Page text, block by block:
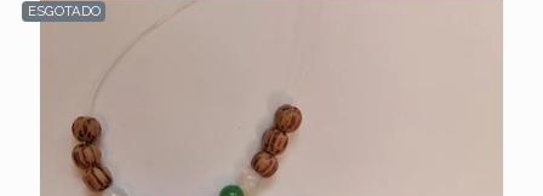
ESGOTADO